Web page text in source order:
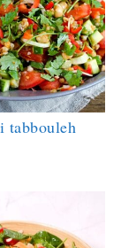
tabbouleh